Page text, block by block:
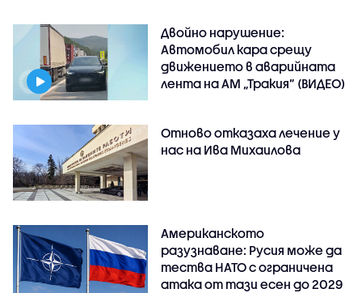
Двойно нарушение:
Автомобил кара срещу
движението в аварийната
лента на АМ „Тракия” (ВИДЕО)
Отново отказаха лечение у
нас на Ива Михаилова
Американското
разузнаване: Русия може да
тества НАТО с ограничена
атака от тази есен до 2029